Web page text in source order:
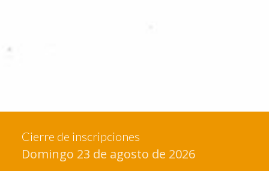
Cierre de inscripciones
Domingo 23 de agosto de 2026